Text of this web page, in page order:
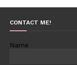
CONTACT ME!
Name